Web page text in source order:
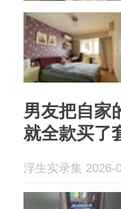
男友把自家
就全款买了
浮生实录集 2026-